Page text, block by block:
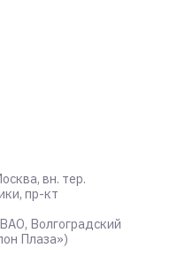
вн. тер.
пр-кт
Волгоградский
Плаза»)